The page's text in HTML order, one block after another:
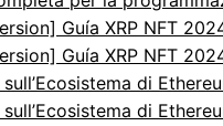
Guía XRP NFT
Guía XRP NFT
di
di